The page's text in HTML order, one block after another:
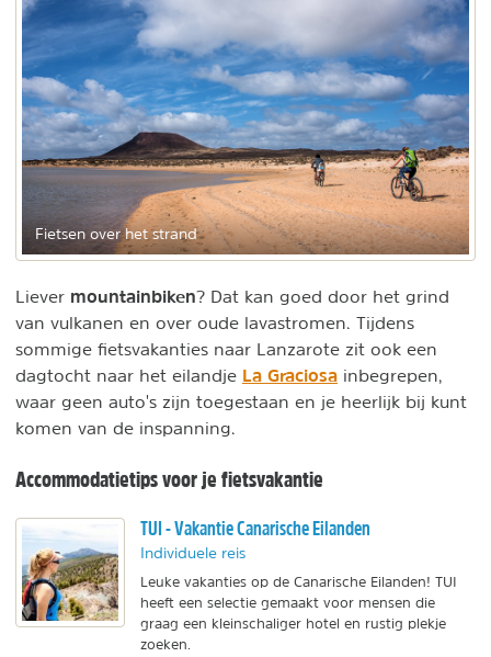
Fietsen over het strand
Liever mountainbiken? Dat kan goed door het grind
van vulkanen en over oude lavastromen. Tijdens
sommige fietsvakanties naar Lanzarote zit ook een
dagtocht naar het eilandje La Graciosa inbegrepen,
waar geen auto's zijn toegestaan en je heerlijk bij kunt
komen van de inspanning.
Accommodatietips voor je fietsvakantie
TUI - Vakantie Canarische Eilanden
Individuele reis
Leuke vakanties op de Canarische Eilanden! TUI
heeft een selectie gemaakt voor mensen die
graag een kleinschaliger hotel en rustig plekje
zoeken.